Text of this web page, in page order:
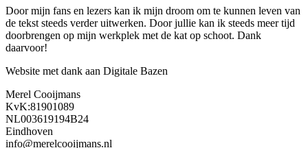
Door mijn fans en lezers kan ik mijn droom om te kunnen leven van
de tekst steeds verder uitwerken. Door jullie kan ik steeds meer tijd
doorbrengen op mijn werkplek met de kat op schoot. Dank
daarvoor!
Website met dank aan Digitale Bazen
Merel Cooijmans
KvK:81901089
NL003619194B24
Eindhoven
info@merelcooijmans.nl